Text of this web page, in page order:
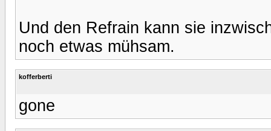
Und den Refrain kann sie
noch etwas mühsam.
kofferberti
gone